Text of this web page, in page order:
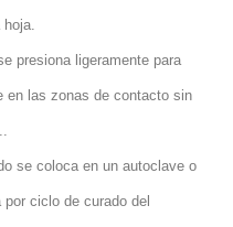
hoja.
presiona ligeramente para
en las zonas de contacto sin
se coloca en un autoclave o
ciclo de curado del